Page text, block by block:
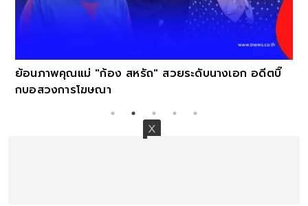
ย้อนภาพคุณแม่ "ก้อง สหรัถ" สวยระดับนางเอก อดีตบิ๊
กบอสวงการโฆษณา